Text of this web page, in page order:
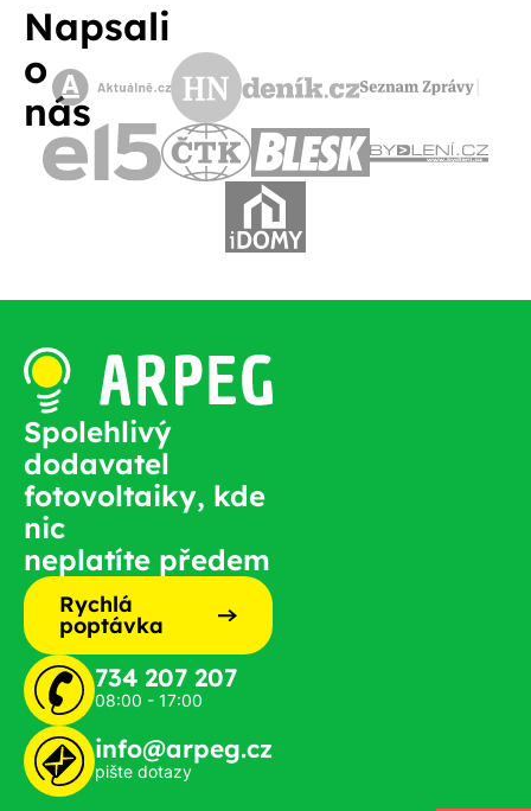
Napsali
o
nás
Spolehlivý
dodavatel
fotovoltaiky, kde
nic
neplatíte předem
Rychlá
poptávka
734 207 207
08:00 - 17:00
info@arpeg.cz
pište dotazy